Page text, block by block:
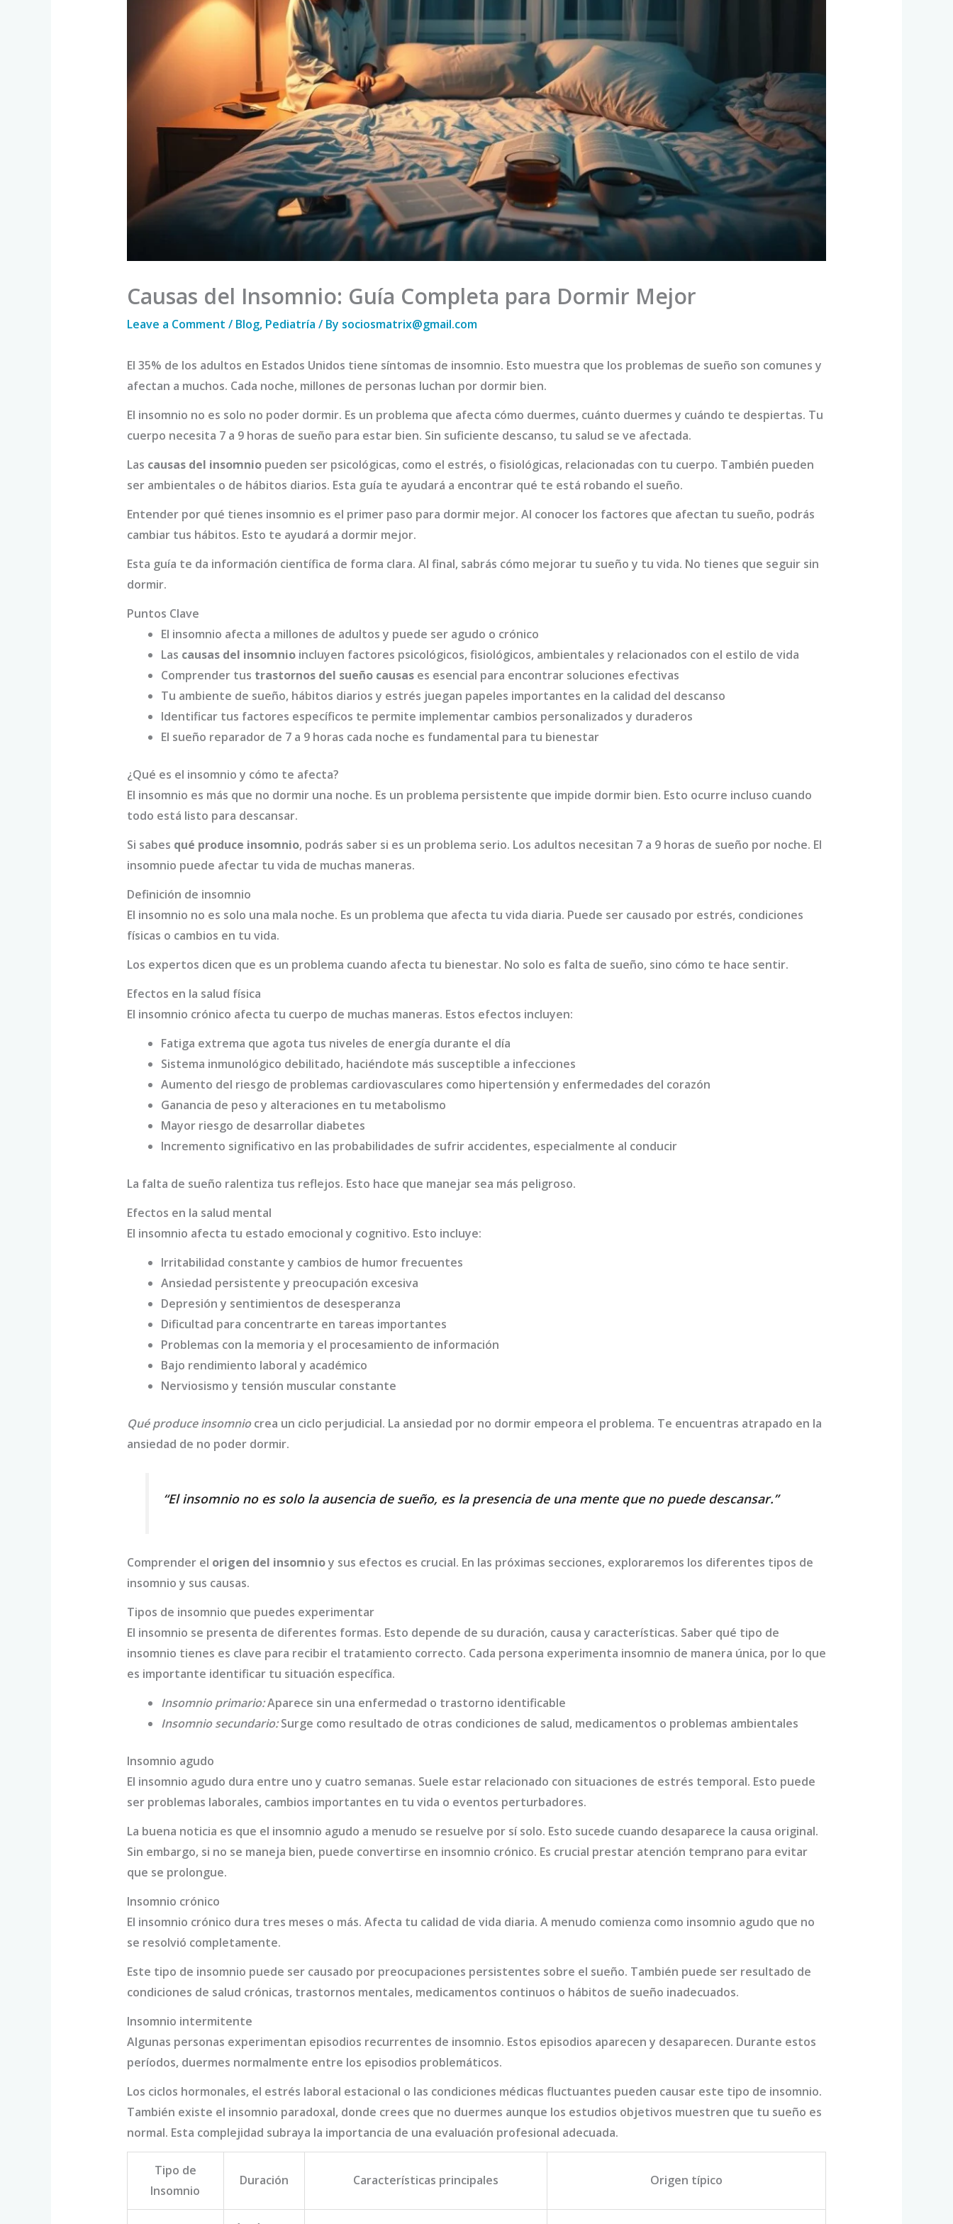
Causas del Insomnio: Guía Completa para Dormir Mejor
Leave a Comment / Blog, Pediatría / By sociosmatrix@gmail.com
El 35% de los adultos en Estados Unidos tiene síntomas de insomnio. Esto muestra que los problemas de sueño son comunes y
afectan a muchos. Cada noche, millones de personas luchan por dormir bien.
El insomnio no es solo no poder dormir. Es un problema que afecta cómo duermes, cuánto duermes y cuándo te despiertas. Tu
cuerpo necesita 7 a 9 horas de sueño para estar bien. Sin suficiente descanso, tu salud se ve afectada.
Las causas del insomniopueden ser psicológicas, como el estrés, o fisiológicas, relacionadas con tu cuerpo. También pueden
ser ambientales o de hábitos diarios. Esta guía te ayudará a encontrar qué te está robando el sueño.
Entender por qué tienes insomnio es el primer paso para dormir mejor. Al conocer los factores que afectan tu sueño, podrás
cambiar tus hábitos. Esto te ayudará a dormir mejor.
Esta guía te da información científica de forma clara. Al final, sabrás cómo mejorar tu sueño y tu vida. No tienes que seguir sin
dormir.
Puntos Clave
El insomnio afecta a millones de adultos y puede ser agudo o crónico
Las causas del insomnioincluyen factores psicológicos, fisiológicos, ambientales y relacionados con el estilo de vida
Comprender tus trastornos del sueño causases esencial para encontrar soluciones efectivas
Tu ambiente de sueño, hábitos diarios y estrés juegan papeles importantes en la calidad del descanso
Identificar tus factores específicos te permite implementar cambios personalizados y duraderos
El sueño reparador de 7 a 9 horas cada noche es fundamental para tu bienestar
¿Qué es el insomnio y cómo te afecta?
El insomnio es más que no dormir una noche. Es un problema persistente que impide dormir bien. Esto ocurre incluso cuando
todo está listo para descansar.
Si sabes qué produce insomnio, podrás saber si es un problema serio. Los adultos necesitan 7 a 9 horas de sueño por noche. El
insomnio puede afectar tu vida de muchas maneras.
Definición de insomnio
El insomnio no es solo una mala noche. Es un problema que afecta tu vida diaria. Puede ser causado por estrés, condiciones
físicas o cambios en tu vida.
Los expertos dicen que es un problema cuando afecta tu bienestar. No solo es falta de sueño, sino cómo te hace sentir.
Efectos en la salud física
El insomnio crónico afecta tu cuerpo de muchas maneras. Estos efectos incluyen:
Fatiga extrema que agota tus niveles de energía durante el día
Sistema inmunológico debilitado, haciéndote más susceptible a infecciones
Aumento del riesgo de problemas cardiovasculares como hipertensión y enfermedades del corazón
Ganancia de peso y alteraciones en tu metabolismo
Mayor riesgo de desarrollar diabetes
Incremento significativo en las probabilidades de sufrir accidentes, especialmente al conducir
La falta de sueño ralentiza tus reflejos. Esto hace que manejar sea más peligroso.
Efectos en la salud mental
El insomnio afecta tu estado emocional y cognitivo. Esto incluye:
Irritabilidad constante y cambios de humor frecuentes
Ansiedad persistente y preocupación excesiva
Depresión y sentimientos de desesperanza
Dificultad para concentrarte en tareas importantes
Problemas con la memoria y el procesamiento de información
Bajo rendimiento laboral y académico
Nerviosismo y tensión muscular constante
Qué produce insomniocrea un ciclo perjudicial. La ansiedad por no dormir empeora el problema. Te encuentras atrapado en la
ansiedad de no poder dormir.
“El insomnio no es solo la ausencia de sueño, es la presencia de una mente que no puede descansar.”
Comprender el origen del insomnioy sus efectos es crucial. En las próximas secciones, exploraremos los diferentes tipos de
insomnio y sus causas.
Tipos de insomnio que puedes experimentar
El insomnio se presenta de diferentes formas. Esto depende de su duración, causa y características. Saber qué tipo de
insomnio tienes es clave para recibir el tratamiento correcto. Cada persona experimenta insomnio de manera única, por lo que
es importante identificar tu situación específica.
Insomnio primario:Aparece sin una enfermedad o trastorno identificable
Insomnio secundario:Surge como resultado de otras condiciones de salud, medicamentos o problemas ambientales
Insomnio agudo
El insomnio agudo dura entre uno y cuatro semanas. Suele estar relacionado con situaciones de estrés temporal. Esto puede
ser problemas laborales, cambios importantes en tu vida o eventos perturbadores.
La buena noticia es que el insomnio agudo a menudo se resuelve por sí solo. Esto sucede cuando desaparece la causa original.
Sin embargo, si no se maneja bien, puede convertirse en insomnio crónico. Es crucial prestar atención temprano para evitar
que se prolongue.
Insomnio crónico
El insomnio crónico dura tres meses o más. Afecta tu calidad de vida diaria. A menudo comienza como insomnio agudo que no
se resolvió completamente.
Este tipo de insomnio puede ser causado por preocupaciones persistentes sobre el sueño. También puede ser resultado de
condiciones de salud crónicas, trastornos mentales, medicamentos continuos o hábitos de sueño inadecuados.
Insomnio intermitente
Algunas personas experimentan episodios recurrentes de insomnio. Estos episodios aparecen y desaparecen. Durante estos
períodos, duermes normalmente entre los episodios problemáticos.
Los ciclos hormonales, el estrés laboral estacional o las condiciones médicas fluctuantes pueden causar este tipo de insomnio.
También existe el insomnio paradoxal, donde crees que no duermes aunque los estudios objetivos muestren que tu sueño es
normal. Esta complejidad subraya la importancia de una evaluación profesional adecuada.
Tipo de
Insomnio
Duración Características principales Origen típico